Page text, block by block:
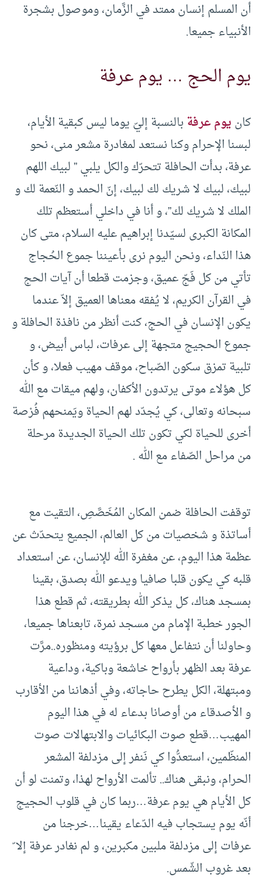
أن المسلم إنسان ممتد في الزَّمان، وموصول بشجرة
الأنبياء جميعا.
يوم الحج … يوم عرفة
كانيوم عرفةبالنسبة إليّ يوما ليس كبقية الأيام،
لبسنا الإحرام وكنا نستعد لمغادرة مشعر منى، نحو
عرفة، بدأت الحافلة تتحرّك والكل يلبي ” لبيك اللهم
لبيك، لبيك لا شريك لك لبيك، إنّ الحمد و النّعمة لك و
الملك لا شريك لك”، و أنا في داخلي أستعظم تلك
المكانة الكبرى لسيّدنا إبراهيم عليه السلام، متى كان
هذا النّداء، ونحن اليوم نرى بأعيننا جموع الحُجاج
تأتي من كل فَجّ عميق، وجزمت قطعا أن آيات الحج
في القرآن الكريم، لا يُفقه معناها العميق إلاّ عندما
يكون الإنسان في الحج، كنت أنظر من نافذة الحافلة و
جموع الحجيج متجهة إلى عرفات، لباس أبيض، و
تلبية تمزق سكون الصّباح، موقف مهيب فعلا، و كأن
كل هؤلاء موتى يرتدون الأكفان، ولهم ميقات مع الله
سبحانه وتعالى، كي يُجدّد لهم الحياة ويَمنحهم فُرْصة
أخرى للحياة لكي تكون تلك الحياة الجديدة مرحلة
من مراحل الصّفاء مع الله .
توقفت الحافلة ضمن المكان المُخَصَّصِ، التقيت مع
أساتذة و شخصيات من كل العالم، الجميع يتحدّث عن
عظمة هذا اليوم، عن مغفرة الله للإنسان، عن استعداد
قلبه كي يكون قلبا صافيا ويدعو الله بصدق، بقينا
بمسجد هناك، كل يذكر الله بطريقته، ثم قطع هذا
الجور خطبة الإمام من مسجد نمرة، تابعناها جميعا،
وحاولنا أن نتفاعل معها كل برؤيته ومنظوره..مرَّت
عرفة بعد الظهر بأرواح خاشعة وباكية، وداعية
ومبتهلة، الكل يطرح حاجاته، وفي أذهاننا من الأقارب
و الأصدقاء من أوصانا بدعاء له في هذا اليوم
المهيب…قطع صوت البكائيات والابتهالات صوت
المنظّمين، استعدُّوا كي نَنفر إلى مزدلفة المشعر
الحرام، ونبقى هناك.. تألمت الأرواح لهذا، وتمنت لو أن
كل الأيام هي يوم عرفة…ربما كان في قلوب الحجيج
أنّه يوم يستجاب فيه الدّعاء يقينا…خرجنا من
عرفات إلى مزدلفة ملبين مكبرين، و لم نغادر عرفة إلا ّ
بعد غروب الشّمس.